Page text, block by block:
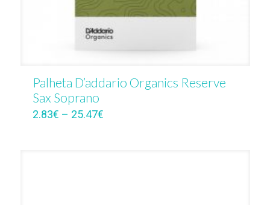
Palheta D’addario Organics Reserve
Sax Soprano
2.83€ – 25.47€